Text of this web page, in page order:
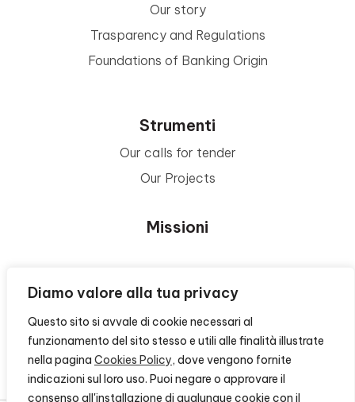
Diamo valore alla tua privacy
Questo sito si avvale di cookie necessari al
funzionamento del sito stesso e utili alle finalità illustrate
nella pagina Cookies Policy, dove vengono fornite
indicazioni sul loro uso. Puoi negare o approvare il
consenso all'installazione di qualunque cookie con il
Our story
Trasparency and Regulations
Foundations of Banking Origin
Strumenti
Our calls for tender
Our Projects
Missioni
Area Beneficiari
Privacy e Informative
Contacts